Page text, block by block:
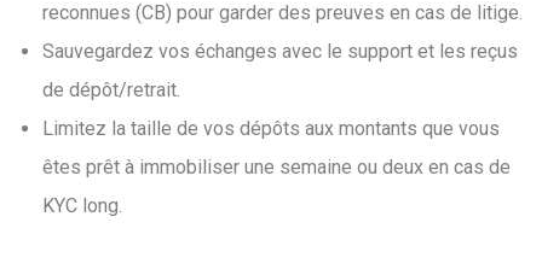
reconnues (CB) pour garder des preuves en cas de litige.
Sauvegardez vos échanges avec le support et les reçus
de dépôt/retrait.
Limitez la taille de vos dépôts aux montants que vous
êtes prêt à immobiliser une semaine ou deux en cas de
KYC long.